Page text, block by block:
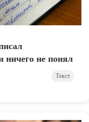
ничего не понял
Текст